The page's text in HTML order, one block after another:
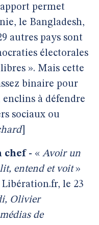
permet
le Bangladesh,
autres pays sont
électorales
». Mais cette
binaire pour
à défendre
sociaux ou
]
chef - « Avoir un
entend et voit»
le 23
Olivier
de